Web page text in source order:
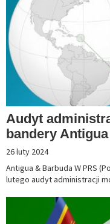
Audyt
bandery
26 luty 2024
Antigua & Barbuda W PRS
lutego audyt administracji